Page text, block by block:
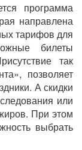
программа
направлена
тарифов для
билеты
так
позволяет
А скидки
или
При этом
выбрать